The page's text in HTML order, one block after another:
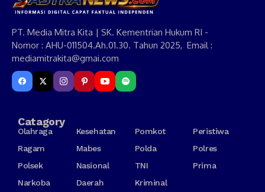
PT. Media Mitra Kita | SK. Kementrian Hukum RI -
Nomor : AHU-011504.Ah.01.30. Tahun 2025, Email :
mediamitrakita@gmai.com
Catagory
Olahraga Kesehatan Pomkot
Peristiwa
Ragam
Mabes Polda
Polres
Polsek
Nasional TNI
Prima
Narkoba
Daerah Kriminal